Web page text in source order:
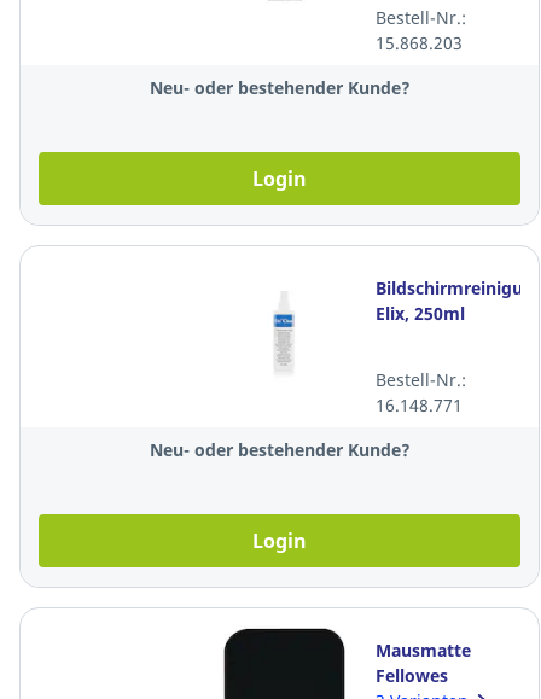
Bestell-Nr.:
15.868.203
Neu- oder bestehender Kunde?
Login
Elix, 250ml
Bestell-Nr.:
16.148.771
Neu- oder bestehender Kunde?
Login
Mausmatte
Fellowes